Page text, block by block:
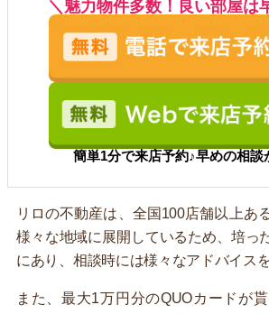
＼魅力物件多数！良い部屋は
簡単1分で来店予約♪早めの相談
リロの不動産は、全国100店舗以上あ
様々な地域に展開しているため、培っ
にあり、相談時には様々なアドバイス
また、最大1万円分のQUOカードが